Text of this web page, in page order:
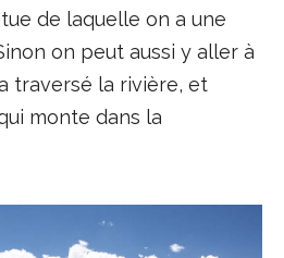
de laquelle on a une
on peut aussi y aller à
traversé la rivière, et
monte dans la